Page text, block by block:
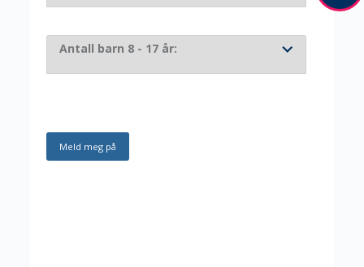
Antall barn 8 - 17 år: